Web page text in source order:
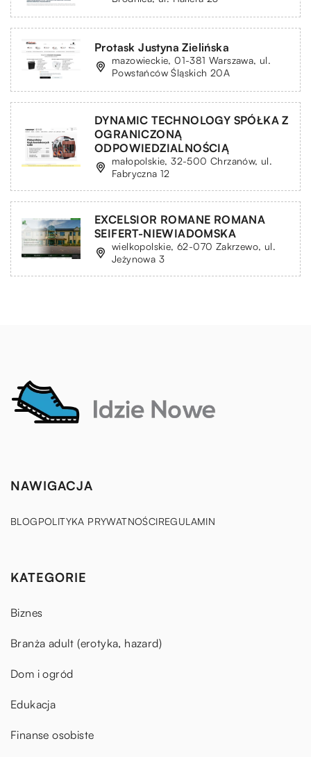
Protask Justyna Zielińska
mazowieckie, 01-381 Warszawa, ul.
Powstańców Śląskich 20A
DYNAMIC TECHNOLOGY SPÓŁKA Z
OGRANICZONĄ
ODPOWIEDZIALNOŚCIĄ
małopolskie, 32-500 Chrzanów, ul.
Fabryczna 12
EXCELSIOR ROMANE ROMANA
SEIFERT-NIEWIADOMSKA
wielkopolskie, 62-070 Zakrzewo, ul.
Jeżynowa 3
NAWIGACJA
BLOGPOLITYKA PRYWATNOŚCIREGULAMIN
KATEGORIE
Biznes
Branża adult (erotyka, hazard)
Dom i ogród
Edukacja
Finanse osobiste